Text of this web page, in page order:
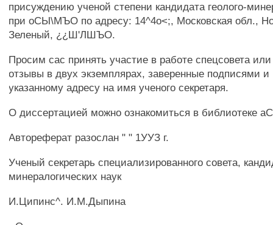
присуждению ученой степени кандидата геолого-
при оСЫ\МЪО по адресу: 14^4о<;, Московская обл.,
Зеленый, ¿¿Ш'ЛШЪО.
Просим сас принять участие в работе спецсовета
отзывы в двух экземплярах, заверенные подписями и
указанному адресу на имя ученого секретаря.
О диссертацией можно ознакомиться в библиотеке
Автореферат разослан " " 1УУЗ г.
Ученый секретарь специализированного совета,
минералогических наук
И.Ципинс^. И.М.Дыпина